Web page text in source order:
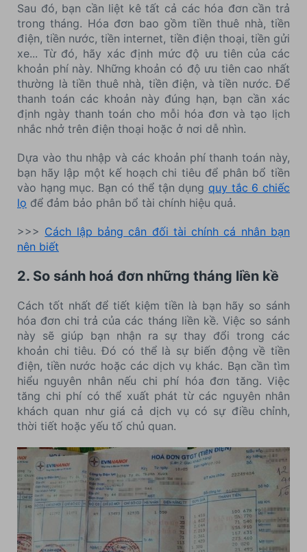
Sau đó, bạn cần liệt kê tất cả các hóa đơn cần trả
trong tháng. Hóa đơn bao gồm tiền thuê nhà, tiền
điện, tiền nước, tiền internet, tiền điện thoại, tiền gửi
xe... Từ đó, hãy xác định mức độ ưu tiên của các
khoản phí này. Những khoản có độ ưu tiên cao nhất
thường là tiền thuê nhà, tiền điện, và tiền nước. Để
thanh toán các khoản này đúng hạn, bạn cần xác
định ngày thanh toán cho mỗi hóa đơn và tạo lịch
nhắc nhở trên điện thoại hoặc ở nơi dễ nhìn.
Dựa vào thu nhập và các khoản phí thanh toán này,
bạn hãy lập một kế hoạch chi tiêu để phân bổ tiền
vào hạng mục. Bạn có thể tận dụngquy tắc 6 chiếc
lọ để đảm bảo phân bổ tài chính hiệu quả.
>>> Cách lập bảng cân đối tài chính cá nhân bạn
nên biết
2. So sánh hoá đơn những tháng liền kề
Cách tốt nhất để tiết kiệm tiền là bạn hãy so sánh
hóa đơn chi trả của các tháng liền kề. Việc so sánh
này sẽ giúp bạn nhận ra sự thay đổi trong các
khoản chi tiêu. Đó có thể là sự biến động về tiền
điện, tiền nước hoặc các dịch vụ khác. Bạn cần tìm
hiểu nguyên nhân nếu chi phí hóa đơn tăng. Việc
tăng chi phí có thể xuất phát từ các nguyên nhân
khách quan như giá cả dịch vụ có sự điều chỉnh,
thời tiết hoặc yếu tố chủ quan.